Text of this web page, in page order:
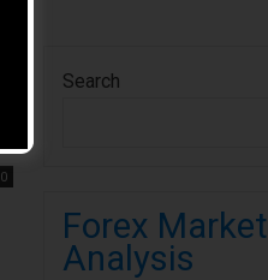
0
Search
Forex Market
Analysis